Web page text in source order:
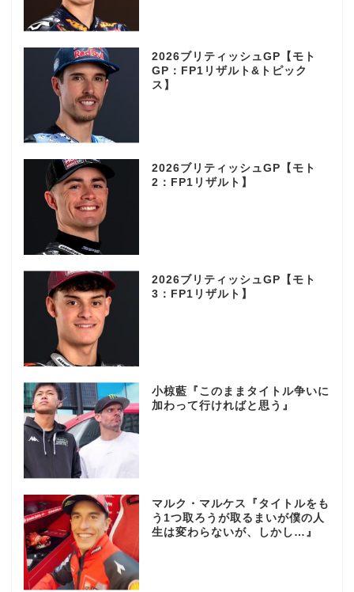
2026ブリティッシュGP【モト
GP：FP1リザルト&トピック
ス】
2026ブリティッシュGP【モト
2：FP1リザルト】
2026ブリティッシュGP【モト
3：FP1リザルト】
小椋藍『このままタイトル争いに
加わって行ければと思う』
マルク・マルケス『タイトルをも
う1つ取ろうが取るまいが僕の人
生は変わらないが、しかし…』